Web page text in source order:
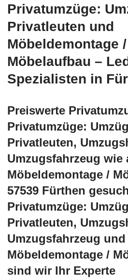
Privatumzüge:
Privatleuten und
Möbeldemontage /
Möbelaufbau –
Spezialisten in
Preiswerte
Privatumzüge:
Privatleuten,
Umzugsfahrzeug wie
Möbeldemontage /
57539 Fürthen
Privatumzüge:
Privatleuten,
Umzugsfahrzeug und
Möbeldemontage /
sind wir Ihr Experte